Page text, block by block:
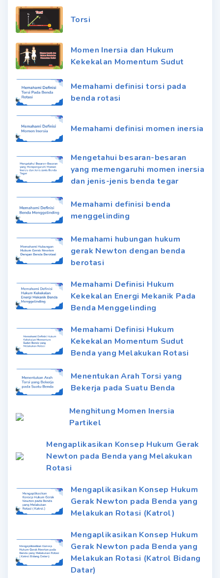
Torsi
Momen Inersia dan Hukum
Kekekalan Momentum Sudut
Memahami definisi torsi pada
benda rotasi
Memahami definisi momen inersia
Mengetahui besaran-besaran
yang memengaruhi momen inersia
dan jenis-jenis benda tegar
Memahami definisi benda
menggelinding
Memahami hubungan hukum
gerak Newton dengan benda
berotasi
Memahami Definisi Hukum
Kekekalan Energi Mekanik Pada
Benda Menggelinding
Memahami Definisi Hukum
Kekekalan Momentum Sudut
Benda yang Melakukan Rotasi
Menentukan Arah Torsi yang
Bekerja pada Suatu Benda
Menghitung Momen Inersia
Partikel
Mengaplikasikan Konsep Hukum Gerak
Newton pada Benda yang Melakukan
Rotasi
Mengaplikasikan Konsep Hukum
Gerak Newton pada Benda yang
Melakukan Rotasi (Katrol)
Mengaplikasikan Konsep Hukum
Gerak Newton pada Benda yang
Melakukan Rotasi (Katrol Bidang
Datar)